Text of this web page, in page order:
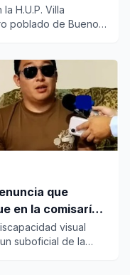
H.U.P. Villa
poblado de Buenos
que
en la comisaría
visual
suboficial de la